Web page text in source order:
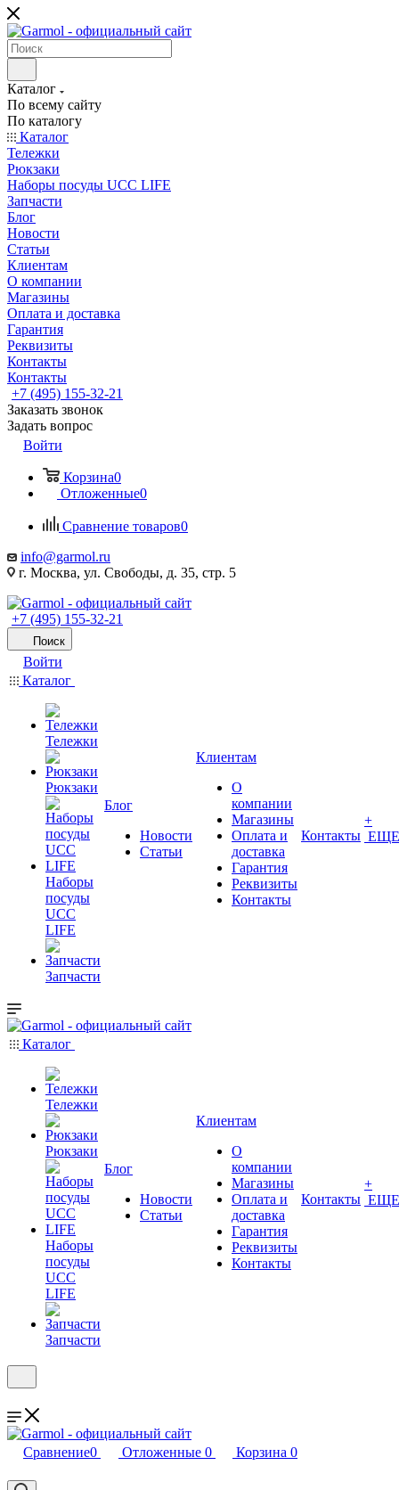
Каталог
По всему сайту
По каталогу
Каталог
Тележки
Рюкзаки
Наборы посуды UCC LIFE
Запчасти
Блог
Новости
Статьи
Клиентам
О компании
Магазины
Оплата и доставка
Гарантия
Реквизиты
Контакты
Контакты
+7 (495) 155-32-21
Заказать звонок
Задать вопрос
Войти
Корзина0
Отложенные0
Сравнение товаров0
info@garmol.ru
г. Москва, ул. Свободы, д. 35, стр. 5
+7 (495) 155-32-21
Поиск
Войти
Каталог
Тележки
Рюкзаки
Наборы
посуды
UCC
LIFE
Запчасти
Блог
Новости
Статьи
Клиентам
О
компании
Магазины
Оплата и
доставка
Гарантия
Реквизиты
Контакты
Контакты
+
ЕЩЕ
Каталог
Тележки
Рюкзаки
Наборы
посуды
UCC
LIFE
Запчасти
Блог
Новости
Статьи
Клиентам
О
компании
Магазины
Оплата и
доставка
Гарантия
Реквизиты
Контакты
Контакты
+
ЕЩЕ
Сравнение0 Отложенные 0 Корзина 0